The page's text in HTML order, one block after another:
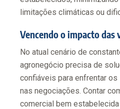
limitações climáticas ou
Vencendo o impacto das
No atual cenário de
agronegócio precisa de
confiáveis para enfrentar
nas negociações. Contar
comercial bem